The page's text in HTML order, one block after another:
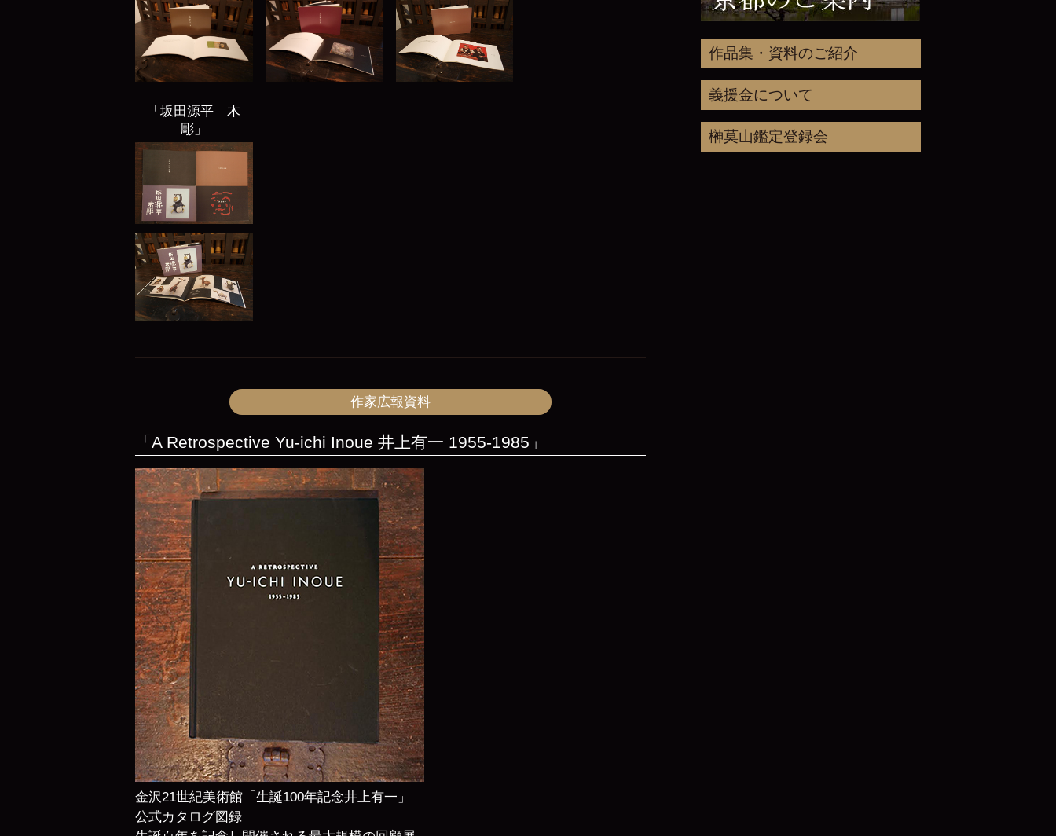
「坂田源平 木
彫」
作家広報資料
「A Retrospective Yu-ichi Inoue 井上有一 1955-1985」
金沢21世紀美術館「生誕100年記念井上有一」
公式カタログ図録
作品集・資料のご紹介
義援金について
榊莫山鑑定登録会